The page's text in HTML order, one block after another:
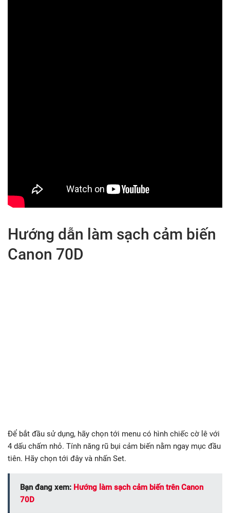
Hướng dẫn làm sạch cảm biến
Canon 70D
Để bắt đầu sử dụng, hãy chọn tới menu có hình chiếc cờ lê với
4 dấu chấm nhỏ. Tính năng rũ bụi cảm biến nằm ngay mục đầu
tiên. Hãy chọn tới đây và nhấn Set.
Bạn đang xem: Hướng làm sạch cảm biến trên Canon
70D